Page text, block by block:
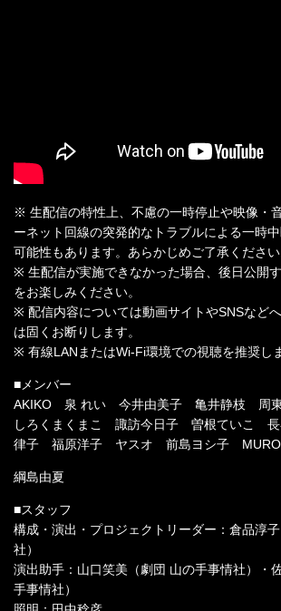
※ 生配信の特性上、不慮の一時停止や映像・
ーネット回線の突発的なトラブルによる一時
可能性もあります。あらかじめご了承ください
※ 生配信が実施できなかった場合、後日公開
をお楽しみください。
※ 配信内容については動画サイトやSNSなど
は固くお断りします。
※ 有線LANまたはWi-Fi環境での視聴を推奨し
■メンバー
AKIKO 泉 れい 今井由美子 亀井静枝 周
しろくまくまこ 諏訪今日子 曽根ていこ
律子 福原洋子 ヤスオ 前島ヨシ子
綱島由夏
■スタッフ
構成・演出・プロジェクトリーダー：倉品淳
社）
演出助手：山口笑美（劇団 山の手事情社）・
手事情社）